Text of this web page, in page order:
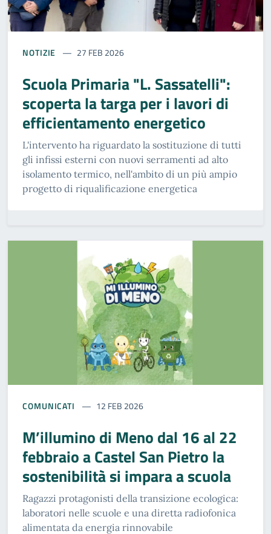
NOTIZIE 27 FEB 2026
Scuola Primaria "L. Sassatelli":
scoperta la targa per i lavori di
efficientamento energetico
L'intervento ha riguardato la sostituzione di tutti
gli infissi esterni con nuovi serramenti ad alto
isolamento termico, nell'ambito di un più ampio
progetto di riqualificazione energetica
COMUNICATI 12 FEB 2026
M’illumino di Meno dal 16 al 22
febbraio a Castel San Pietro la
sostenibilità si impara a scuola
Ragazzi protagonisti della transizione ecologica:
laboratori nelle scuole e una diretta radiofonica
alimentata da energia rinnovabile